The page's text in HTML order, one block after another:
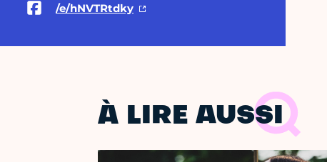
/e/hNVTRtdky
À LIRE AUSSI